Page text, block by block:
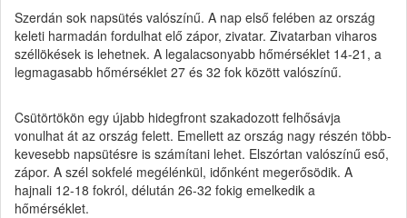
Szerdán sok napsütés valószínű. A nap első felében az ország
keleti harmadán fordulhat elő zápor, zivatar. Zivatarban viharos
széllökések is lehetnek. A legalacsonyabb hőmérséklet 14-21, a
legmagasabb hőmérséklet 27 és 32 fok között valószínű.
Csütörtökön egy újabb hidegfront szakadozott felhősávja
vonulhat át az ország felett. Emellett az ország nagy részén több-
kevesebb napsütésre is számítani lehet. Elszórtan valószínű eső,
zápor. A szél sokfelé megélénkül, időnként megerősödik. A
hajnali 12-18 fokról, délután 26-32 fokig emelkedik a
hőmérséklet.